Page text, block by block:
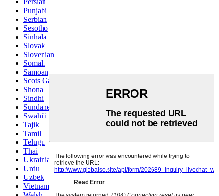
Punjabi
Serbian
Sesotho
Sinhala
Slovak
Slovenian
Somali
Samoan
Scots Gaelic
Shona
Sindhi
Sundanese
Swahili
Tajik
Tamil
Telugu
Thai
Ukrainian
Urdu
Uzbek
Vietnamese